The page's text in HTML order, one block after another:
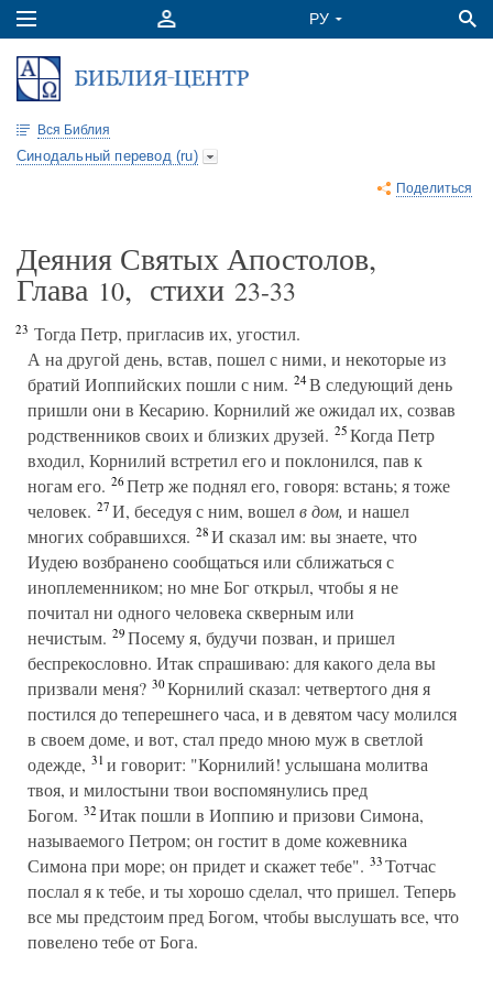
Вся Библия
Синодальный перевод (ru)
Поделиться
Деяния Святых Апостолов,
Глава 10, стихи 23-33
23 Тогда Петр, пригласив их, угостил.
А на другой день, встав, пошел с ними, и некоторые из
братий Иоппийских пошли с ним. 24В следующий день
пришли они в Кесарию. Корнилий же ожидал их, созвав
родственников своих и близких друзей. 25Когда Петр
входил, Корнилий встретил его и поклонился, пав к
ногам его. 26Петр же поднял его, говоря: встань; я тоже
человек. 27И, беседуя с ним, вошелв дом, и нашел
многих собравшихся. 28И сказал им: вы знаете, что
Иудею возбранено сообщаться или сближаться с
иноплеменником; но мне Бог открыл, чтобы я не
почитал ни одного человека скверным или
нечистым. 29Посему я, будучи позван, и пришел
беспрекословно. Итак спрашиваю: для какого дела вы
призвали меня? 30Корнилий сказал: четвертого дня я
постился до теперешнего часа, и в девятом часу молился
в своем доме, и вот, стал предо мною муж в светлой
одежде, 31и говорит: "Корнилий! услышана молитва
твоя, и милостыни твои воспомянулись пред
Богом. 32Итак пошли в Иоппию и призови Симона,
называемого Петром; он гостит в доме кожевника
Симона при море; он придет и скажет тебе". 33Тотчас
послал я к тебе, и ты хорошо сделал, что пришел. Теперь
все мы предстоим пред Богом, чтобы выслушать все, что
повелено тебе от Бога.